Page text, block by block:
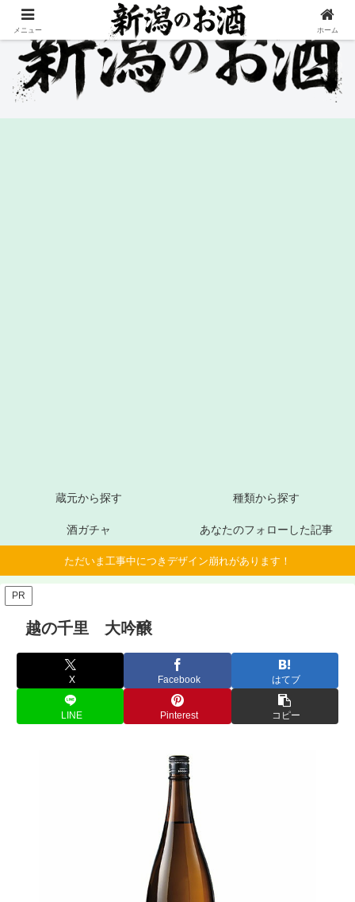
蔵元から探す 種類から探す
酒ガチャ あなたのフォローした記事
ただいま工事中につきデザイン崩れがあります！
PR
越の千里 大吟醸
X Facebook はてブ
LINE Pinterest コピー
メニュー ホーム